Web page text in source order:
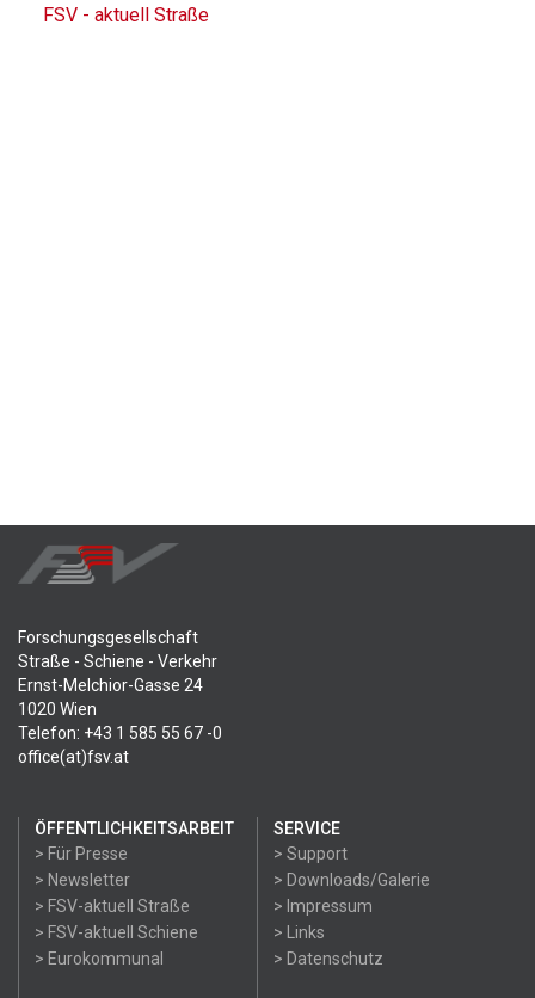
FSV - aktuell Straße
Forschungsgesellschaft
Straße - Schiene - Verkehr
Ernst-Melchior-Gasse 24
1020 Wien
Telefon: +43 1 585 55 67 -0
office(at)fsv.at
ÖFFENTLICHKEITSARBEIT
> Für Presse
> Newsletter
> FSV-aktuell Straße
> FSV-aktuell Schiene
> Eurokommunal
SERVICE
> Support
> Downloads/Galerie
> Impressum
> Links
> Datenschutz